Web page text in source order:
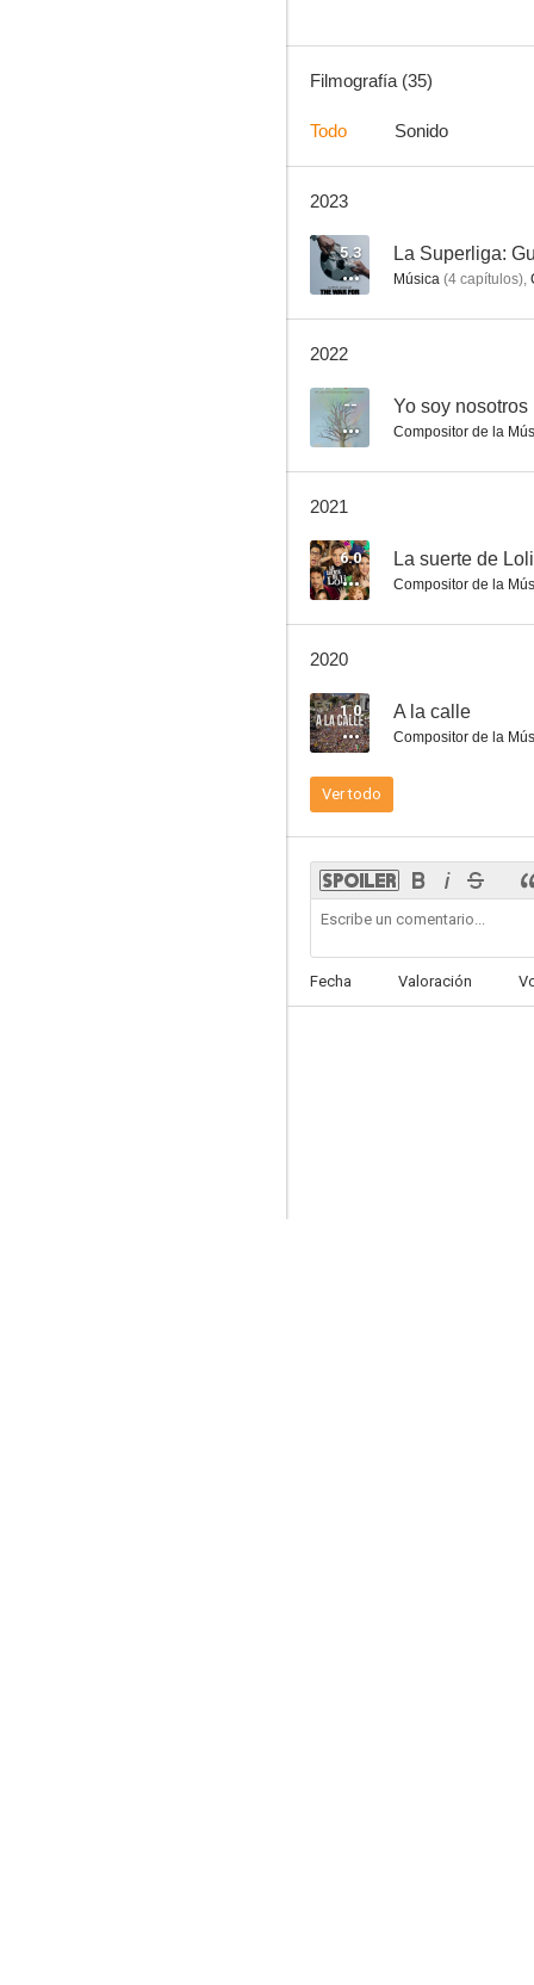
Yu-Gi-Oh!: La película
6.0
Filmografía (35)
Todo Sonido
2023
5.3 La Superliga:
Música (4 capítulos),
2022
-- Yo soy nosotros
Compositor de la
2021
6.0 La suerte de Loli
Compositor de la
2020
1.0 A la calle
Compositor de la
Ver todo
Fecha Valoración